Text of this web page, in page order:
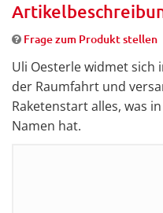
Frage zum Produkt stellen
Uli Oesterle widmet sich
der Raumfahrt und
Raketenstart alles, was
Namen hat.